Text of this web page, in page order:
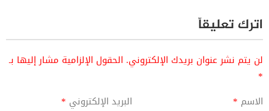
اترك تعليقاً
لن يتم نشر عنوان بريدك الإلكتروني. الحقول الإلزامية مشار إليها بـ
*
الاسم * البريد الإلكتروني *